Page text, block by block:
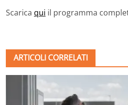
Scarica qui il programma
ARTICOLI CORRELATI